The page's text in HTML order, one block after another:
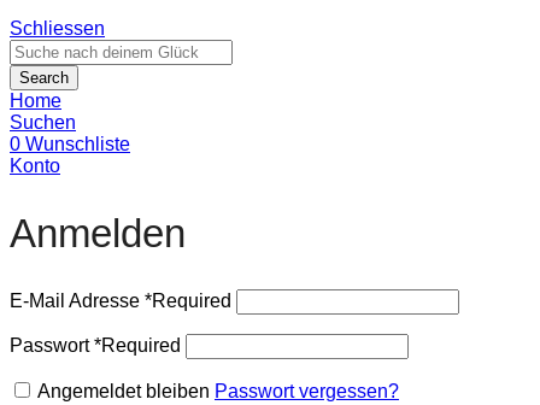
Schliessen
Search
Home
Suchen
0 Wunschliste
Konto
Anmelden
E-Mail Adresse *Required
Passwort*Required
Angemeldet bleiben Passwort vergessen?